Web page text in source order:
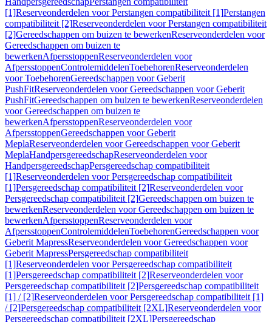
[1]Reserveonderdelen voor Perstangen compatibiliteit [1]Perstangen
compatibiliteit [2]Reserveonderdelen voor Perstangen compatibiliteit
[2]Gereedschappen om buizen te bewerkenReserveonderdelen voor
Gereedschappen om buizen te
bewerkenAfpersstoppenReserveonderdelen voor
AfpersstoppenControlemiddelenToebehorenReserveonderdelen
voor ToebehorenGereedschappen voor Geberit
PushFitReserveonderdelen voor Gereedschappen voor Geberit
PushFitGereedschappen om buizen te bewerkenReserveonderdelen
voor Gereedschappen om buizen te
bewerkenAfpersstoppenReserveonderdelen voor
AfpersstoppenGereedschappen voor Geberit
MeplaReserveonderdelen voor Gereedschappen voor Geberit
MeplaHandpersgereedschapReserveonderdelen voor
HandpersgereedschapPersgereedschap compatibiliteit
[1]Reserveonderdelen voor Persgereedschap compatibiliteit
[1]Persgereedschap compatibiliteit [2]Reserveonderdelen voor
Persgereedschap compatibiliteit [2]Gereedschappen om buizen te
bewerkenReserveonderdelen voor Gereedschappen om buizen te
bewerkenAfpersstoppenReserveonderdelen voor
AfpersstoppenControlemiddelenToebehorenGereedschappen voor
Geberit MapressReserveonderdelen voor Gereedschappen voor
Geberit MapressPersgereedschap compatibiliteit
[1]Reserveonderdelen voor Persgereedschap compatibiliteit
[1]Persgereedschap compatibiliteit [2]Reserveonderdelen voor
Persgereedschap compatibiliteit [2]Persgereedschap compatibiliteit
[1] / [2]Reserveonderdelen voor Persgereedschap compatibiliteit [1]
/ [2]Persgereedschap compatibiliteit [2XL]Reserveonderdelen voor
Persgereedschap compatibiliteit [2XL]Persgereedschap